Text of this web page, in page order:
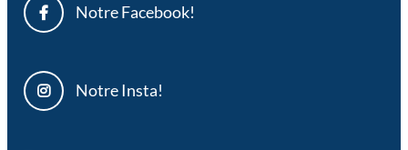
Notre Facebook!
Notre Insta!